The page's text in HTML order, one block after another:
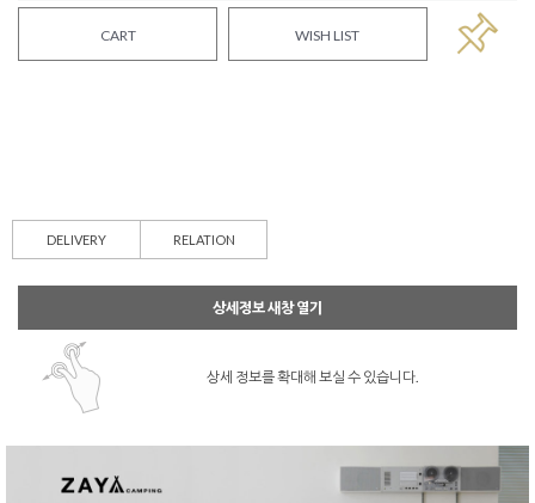
CART WISH LIST
DELIVERY RELATION
상세정보 새창 열기
상세 정보를 확대해 보실 수 있습니다.